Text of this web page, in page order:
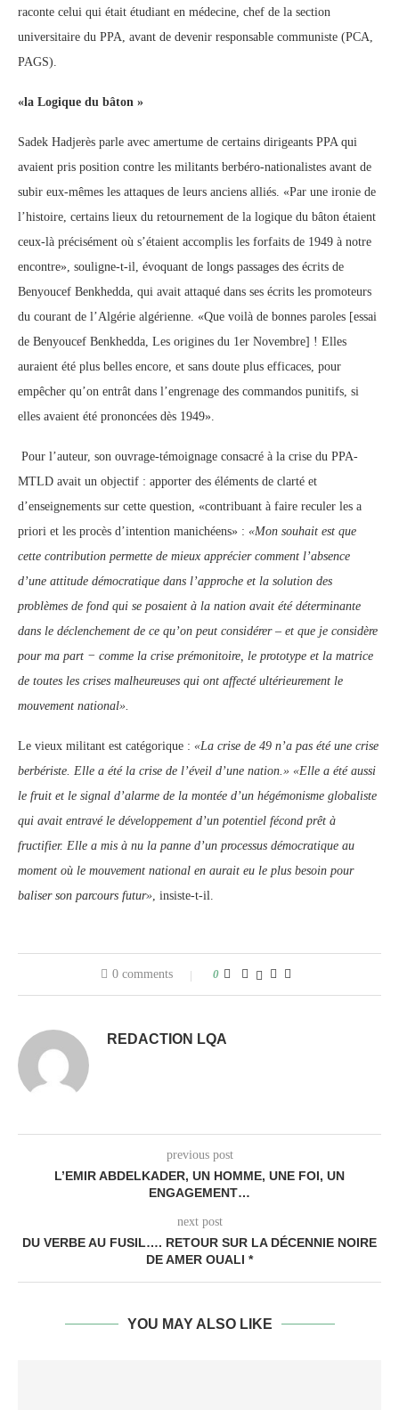
raconte celui qui était étudiant en médecine, chef de la section
universitaire du PPA, avant de devenir responsable communiste (PCA,
PAGS).
«la Logique du bâton »
Sadek Hadjerès parle avec amertume de certains dirigeants PPA qui
avaient pris position contre les militants berbéro-nationalistes avant de
subir eux-mêmes les attaques de leurs anciens alliés. «Par une ironie de
l’histoire, certains lieux du retournement de la logique du bâton étaient
ceux-là précisément où s’étaient accomplis les forfaits de 1949 à notre
encontre», souligne-t-il, évoquant de longs passages des écrits de
Benyoucef Benkhedda, qui avait attaqué dans ses écrits les promoteurs
du courant de l’Algérie algérienne. «Que voilà de bonnes paroles [essai
de Benyoucef Benkhedda, Les origines du 1er Novembre] ! Elles
auraient été plus belles encore, et sans doute plus efficaces, pour
empêcher qu’on entrât dans l’engrenage des commandos punitifs, si
elles avaient été prononcées dès 1949».
Pour l’auteur, son ouvrage-témoignage consacré à la crise du PPA-
MTLD avait un objectif : apporter des éléments de clarté et
d’enseignements sur cette question, «contribuant à faire reculer les a
priori et les procès d’intention manichéens» : «Mon souhait est que
cette contribution permette de mieux apprécier comment l’absence
d’une attitude démocratique dans l’approche et la solution des
problèmes de fond qui se posaient à la nation avait été déterminante
dans le déclenchement de ce qu’on peut considérer – et que je considère
pour ma part − comme la crise prémonitoire, le prototype et la matrice
de toutes les crises malheureuses qui ont affecté ultérieurement le
mouvement national».
Le vieux militant est catégorique : «La crise de 49 n’a pas été une crise
berbériste. Elle a été la crise de l’éveil d’une nation.» «Elle a été aussi
le fruit et le signal d’alarme de la montée d’un hégémonisme globaliste
qui avait entravé le développement d’un potentiel fécond prêt à
fructifier. Elle a mis à nu la panne d’un processus démocratique au
moment où le mouvement national en aurait eu le plus besoin pour
baliser son parcours futur», insiste-t-il.
0 comments 0
REDACTION LQA
previous post
L’EMIR ABDELKADER, UN HOMME, UNE FOI, UN
ENGAGEMENT…
next post
DU VERBE AU FUSIL…. RETOUR SUR LA DÉCENNIE NOIRE
DE AMER OUALI *
YOU MAY ALSO LIKE